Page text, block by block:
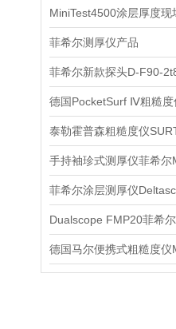
菲希尔测厚仪产品